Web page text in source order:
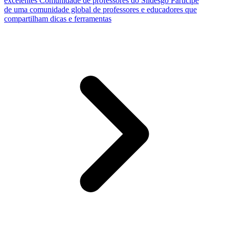
de uma comunidade global de professores e educadores que
compartilham dicas e ferramentas